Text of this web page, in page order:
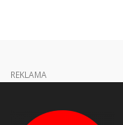
REKLAMA